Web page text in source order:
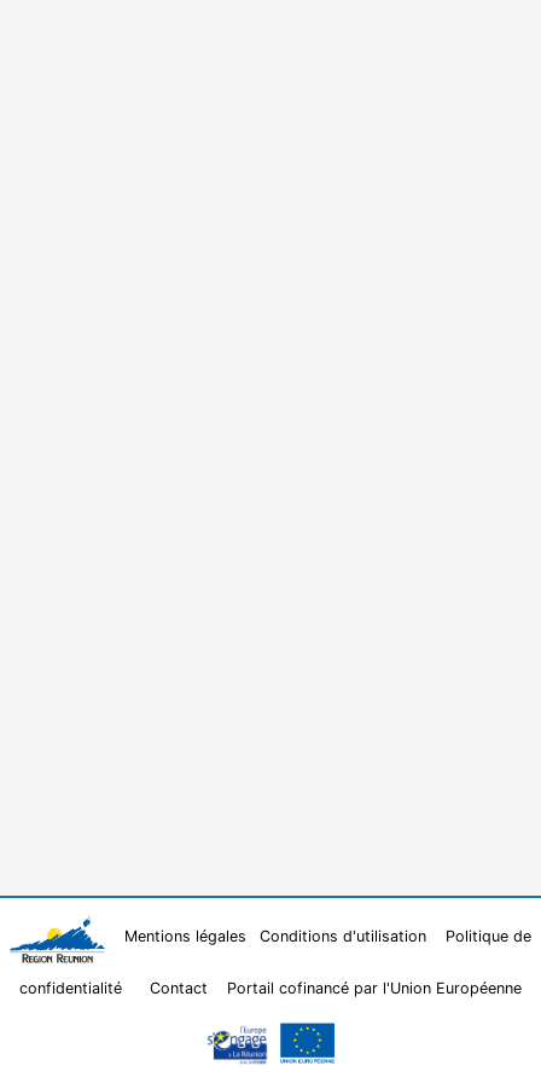
Mentions légales Conditions d'utilisation Politique de
confidentialité Contact Portail cofinancé par l'Union Européenne